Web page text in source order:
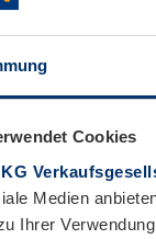
Cookies
Medien
Ihrer
zu
z. B.